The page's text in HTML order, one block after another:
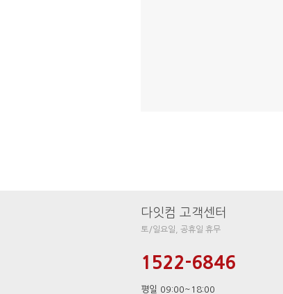
다잇컴 고객센터
토/일요일, 공휴일 휴무
1522-6846
평일 09:00~18:00